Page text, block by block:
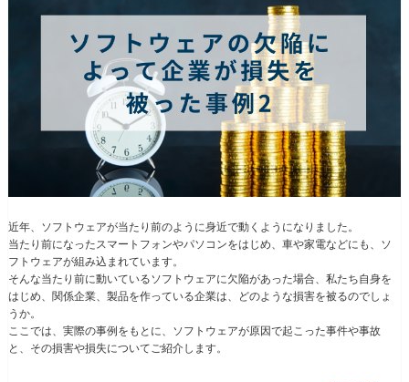
近年、ソフトウェアが当たり前のように身近で動くようになりました。
当たり前になったスマートフォンやパソコンをはじめ、車や家電などにも、ソ
フトウェアが組み込まれています。
そんな当たり前に動いているソフトウェアに欠陥があった場合、私たち自身を
はじめ、関係企業、製品を作っている企業は、どのような損害を被るのでしょ
うか。
ここでは、実際の事例をもとに、ソフトウェアが原因で起こった事件や事故
と、その損害や損失についてご紹介します。